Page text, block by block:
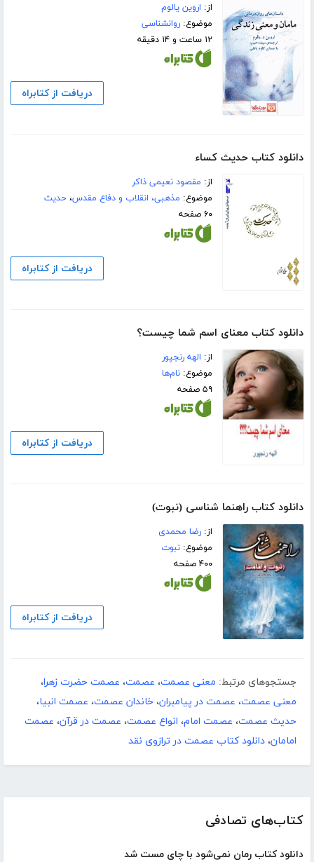
کتاب‌های تصادفی
دانلود کتاب رمان نمی‌شود با چای مست شد
از: اروین یالوم
موضوع:روانشناسی
۱۲ ساعت و ۱۴ دقیقه
دریافت از کتابراه
دانلود کتاب حدیث کساء
از: مقصود نعیمی ذاکر
موضوع: مذهبی، انقلاب و دفاع مقدس،حدیث
۶۰ صفحه
دریافت از کتابراه
دانلود کتاب معنای اسم شما چیست؟
از: الهه رنجپور
موضوع:نام‌ها
۵۹ صفحه
دریافت از کتابراه
دانلود کتاب راهنما شناسی (نبوت)
از:رضا محمدی
موضوع:نبوت
۴۰۰ صفحه
دریافت از کتابراه
جستجوهای مرتبط: معنی عصمت، عصمت، عصمت حضرت زهرا،
معنی عصمت، عصمت در پیامبران، خاندان عصمت، عصمت انبیا،
حدیث عصمت، عصمت امام، انواع عصمت، عصمت در قرآن، عصمت
امامان، دانلود کتاب عصمت در ترازوی نقد